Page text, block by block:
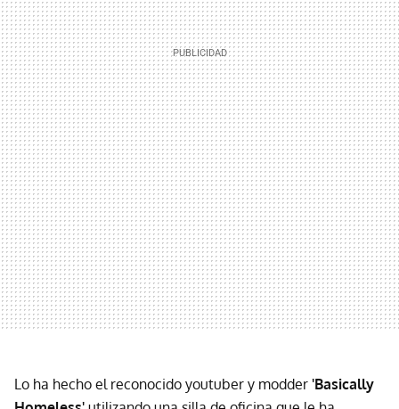
Lo ha hecho el reconocido youtuber y modder 'Basically